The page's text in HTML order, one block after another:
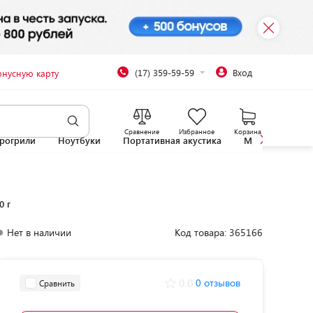
карту (17) 359-59-59 Вход
Сравнение Избранное Корзина
Ноутбуки Портативная акустика
г
Нет в наличии Код товара: 365166
Сравнить 0 отзывов